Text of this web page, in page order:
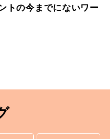
トの今までにないワー